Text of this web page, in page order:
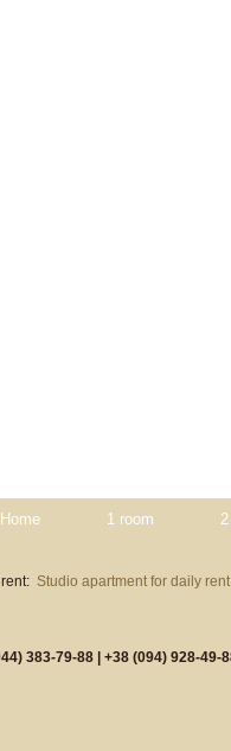
Home 1 room
Studio apartment for daily rent
383-79-88 | +38 (094) 928-49-